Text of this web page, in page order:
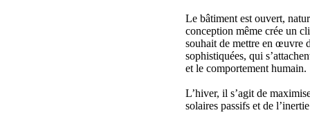
Le bâtiment est ouvert,
conception même crée un
souhait de mettre en œuvre
sophistiquées, qui
et le comportement humain.
L’hiver, il s’agit de
solaires passifs et de